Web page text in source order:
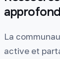
La
active et